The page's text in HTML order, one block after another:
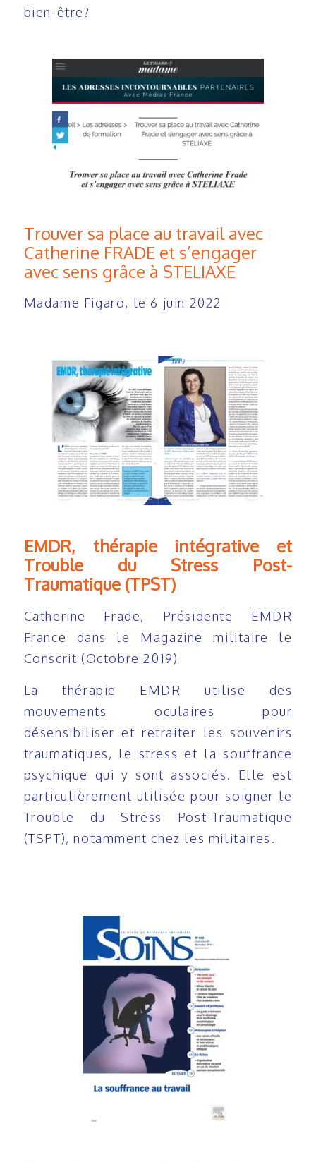
bien-être?
Trouver sa place au travail avec
Catherine FRADE et s’engager
avec sens grâce à STELIAXE
Madame Figaro, le 6 juin 2022
EMDR, thérapie intégrative et
Trouble du Stress Post-
Traumatique (TPST)
Catherine Frade, Présidente EMDR
France dans le Magazine militaire le
Conscrit (Octobre 2019)
La thérapie EMDR utilise des
mouvements oculaires pour
désensibiliser et retraiter les souvenirs
traumatiques, le stress et la souffrance
psychique qui y sont associés.
Elle est
particulièrement utilisée pour soigner le
Trouble du Stress Post-Traumatique
(TSPT), notamment chez les militaires.